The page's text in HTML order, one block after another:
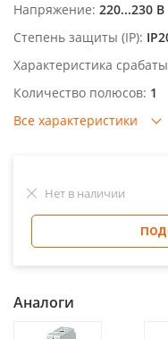
Напряжение: 220...230 В
Степень защиты (IP):
Характеристика
Количество полюсов: 1
Все характеристики
Нет в наличии
Аналоги